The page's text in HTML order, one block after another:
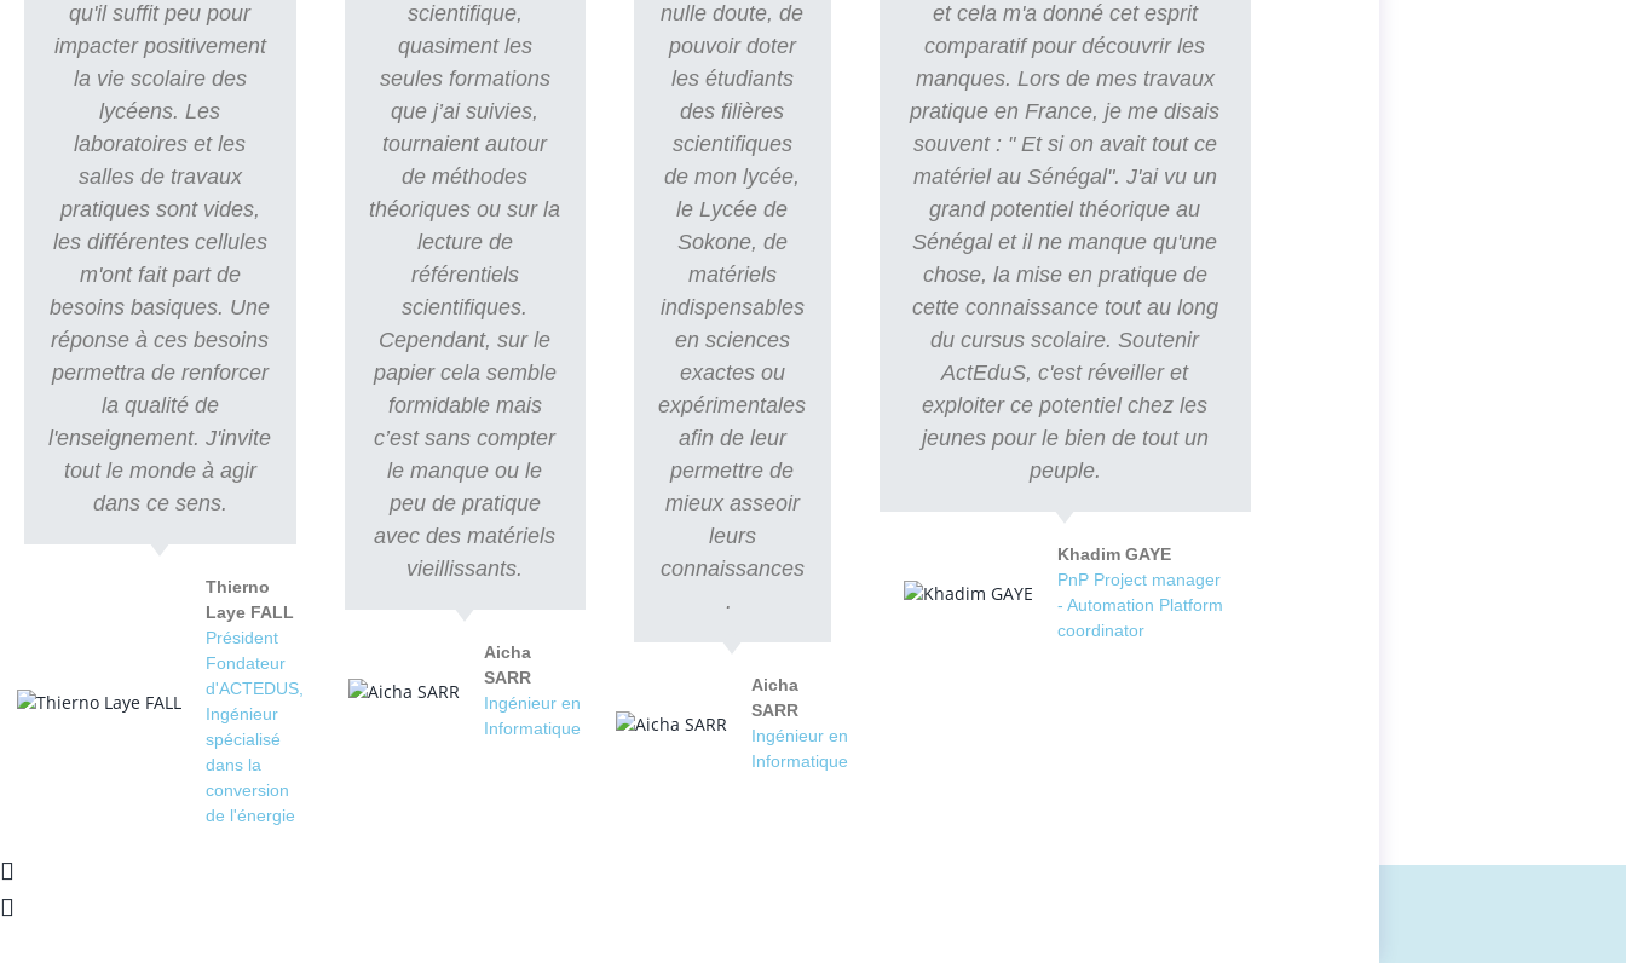
qu'il suffit peu pour
impacter positivement
la vie scolaire des
lycéens. Les
laboratoires et les
salles de travaux
pratiques sont vides,
les différentes cellules
m'ont fait part de
besoins basiques. Une
réponse à ces besoins
permettra de renforcer
la qualité de
l'enseignement. J'invite
tout le monde à agir
dans ce sens.
Thierno
Laye FALL
Président
Fondateur
d'ACTEDUS,
Ingénieur
spécialisé
dans la
conversion
de l'énergie
scientifique,
quasiment les
seules formations
que j’ai suivies,
tournaient autour
de méthodes
théoriques ou sur la
lecture de
référentiels
scientifiques.
Cependant, sur le
papier cela semble
formidable mais
c’est sans compter
le manque ou le
peu de pratique
avec des matériels
vieillissants.
Aicha
SARR
Ingénieur en
Informatique
nulle doute, de
pouvoir doter
les étudiants
des filières
scientifiques
de mon lycée,
le Lycée de
Sokone, de
matériels
indispensables
en sciences
exactes ou
expérimentales
afin de leur
permettre de
mieux asseoir
leurs
connaissances
.
Aicha
SARR
Ingénieur en
Informatique
et cela m'a donné cet esprit
comparatif pour découvrir les
manques. Lors de mes travaux
pratique en France, je me disais
souvent : " Et si on avait tout ce
matériel au Sénégal". J'ai vu un
grand potentiel théorique au
Sénégal et il ne manque qu'une
chose, la mise en pratique de
cette connaissance tout au long
du cursus scolaire. Soutenir
ActEduS, c'est réveiller et
exploiter ce potentiel chez les
jeunes pour le bien de tout un
peuple.
Khadim GAYE
PnP Project manager
- Automation Platform
coordinator